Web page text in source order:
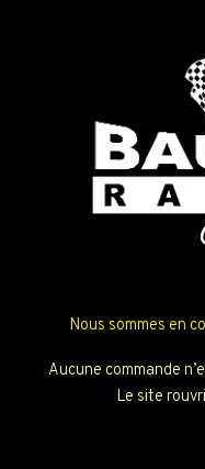
Nous sommes en
Aucune commande
Le site